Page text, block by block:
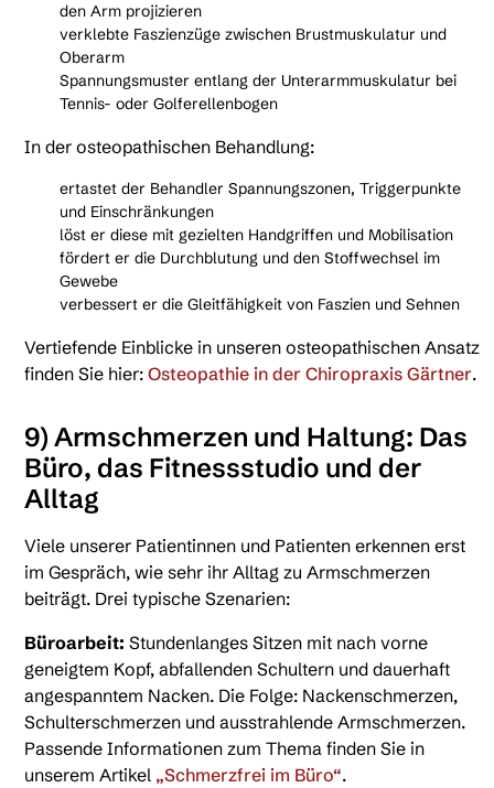
den Arm projizieren
verklebte Faszienzüge zwischen Brustmuskulatur und
Oberarm
Spannungsmuster entlang der Unterarmmuskulatur bei
Tennis- oder Golferellenbogen
In der osteopathischen Behandlung:
ertastet der Behandler Spannungszonen, Triggerpunkte
und Einschränkungen
löst er diese mit gezielten Handgriffen und Mobilisation
fördert er die Durchblutung und den Stoffwechsel im
Gewebe
verbessert er die Gleitfähigkeit von Faszien und Sehnen
Vertiefende Einblicke in unseren osteopathischen Ansatz
finden Sie hier:Osteopathie in der Chiropraxis Gärtner.
9) Armschmerzen und Haltung: Das
Büro, das Fitnessstudio und der
Alltag
Viele unserer Patientinnen und Patienten erkennen erst
im Gespräch, wie sehr ihr Alltag zu Armschmerzen
beiträgt. Drei typische Szenarien:
Büroarbeit: Stundenlanges Sitzen mit nach vorne
geneigtem Kopf, abfallenden Schultern und dauerhaft
angespanntem Nacken. Die Folge: Nackenschmerzen,
Schulterschmerzen und ausstrahlende Armschmerzen.
Passende Informationen zum Thema finden Sie in
unserem Artikel „Schmerzfrei im Büro“.